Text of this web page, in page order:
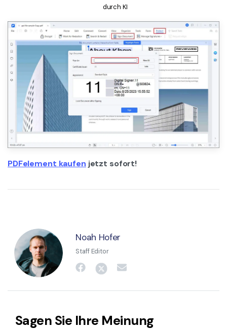
durch KI
PDFelement kaufen jetzt sofort!
Noah Hofer
Staff Editor
Sagen Sie Ihre Meinung